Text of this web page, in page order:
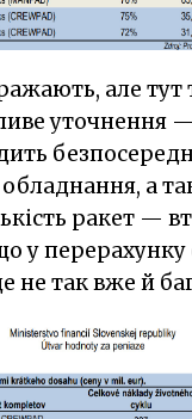
але
уточнення
обладнання, а
ракет —
у перерахунку
не так вже й